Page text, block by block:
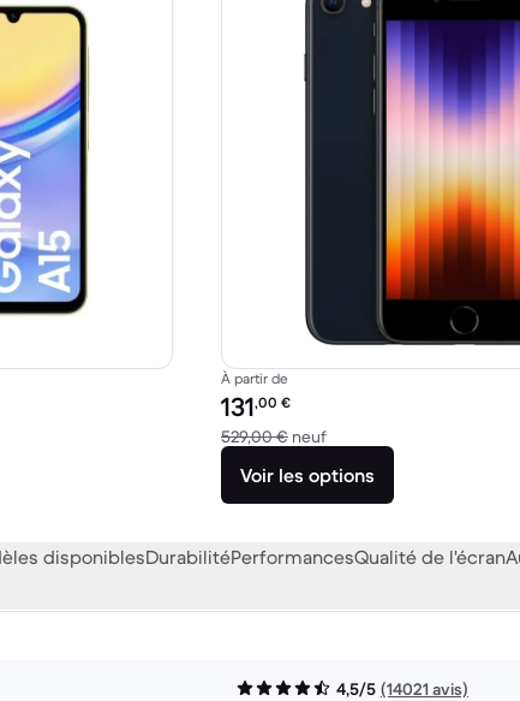
À partir de
Prix reconditionné :
131,00 €
529,00 € neufcontre 529,00 € neuf
Voir les options
disponiblesDurabilitéPerformancesQualité de l'écran
4,5/5 (14021 avis)